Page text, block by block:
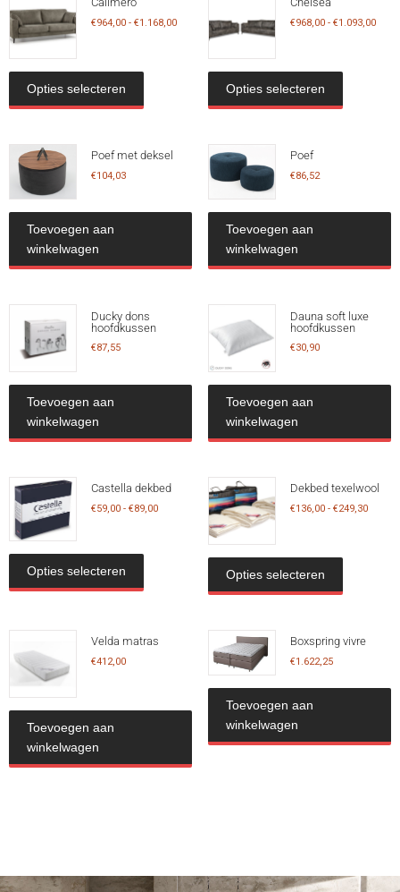
€964,00 - €1.168,00
Opties selecteren
€968,00 - €1.093,00
Opties selecteren
Poef met deksel
€104,03
Toevoegen aan
winkelwagen
Poef
€86,52
Toevoegen aan
winkelwagen
Ducky dons
hoofdkussen
€87,55
Toevoegen aan
winkelwagen
Dauna soft luxe
hoofdkussen
€30,90
Toevoegen aan
winkelwagen
Castella dekbed
€59,00 - €89,00
Opties selecteren
Dekbed texelwool
€136,00 - €249,30
Opties selecteren
Velda matras
€412,00
Toevoegen aan
winkelwagen
Boxspring vivre
€1.622,25
Toevoegen aan
winkelwagen